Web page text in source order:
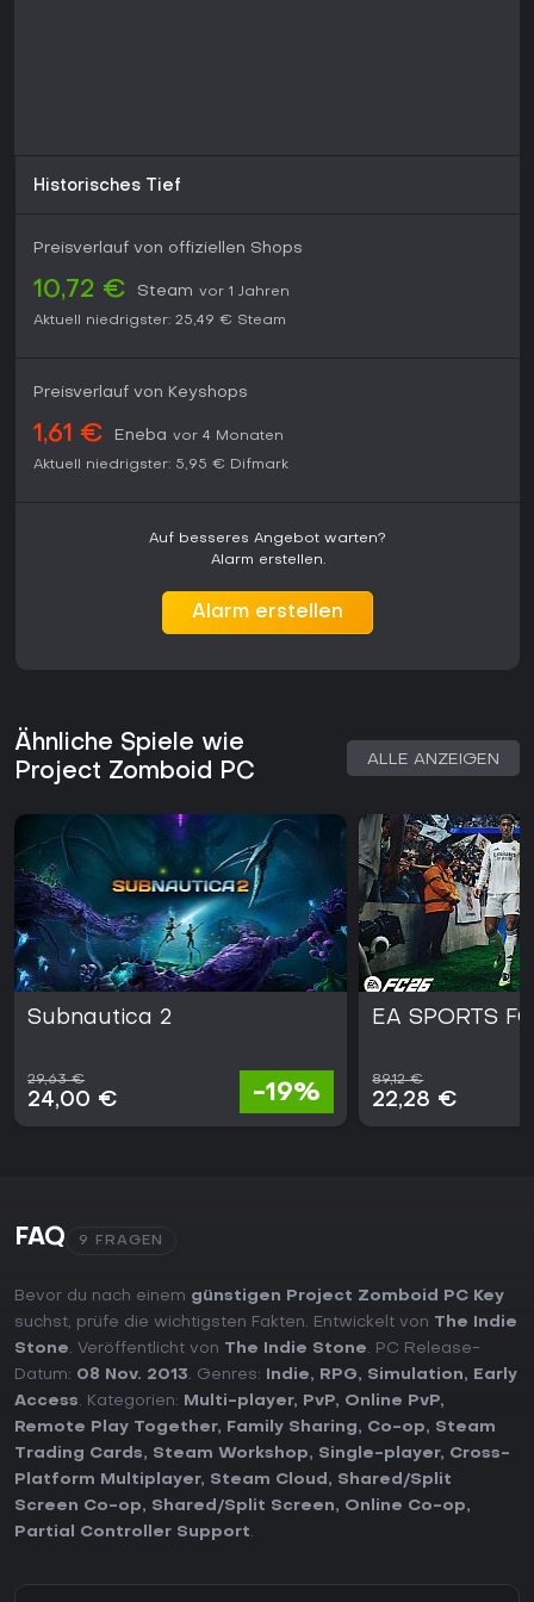
Historisches Tief
Preisverlauf von offiziellen Shops
10,72 € Steam vor 1 Jahren
Aktuell niedrigster: 25,49 € Steam
Preisverlauf von Keyshops
1,61 € Eneba vor 4 Monaten
Aktuell niedrigster: 5,95 € Difmark
Auf besseres Angebot warten?
Alarm erstellen.
Alarm erstellen
Ähnliche Spiele wie
Project Zomboid PC
ALLE ANZEIGEN
Subnautica 2
29,63 €
24,00 € -19%
EA SPORTS
89,12 €
22,28 €
FAQ 9 FRAGEN
Bevor du nach einem günstigen Project Zomboid PC Key
suchst, prüfe die wichtigsten Fakten. Entwickelt von The Indie
Stone. Veröffentlicht von The Indie Stone. PC Release-
Datum: 08 Nov. 2013. Genres: Indie, RPG, Simulation,
Early
Access. Kategorien: Multi-player, PvP, Online PvP,
Remote Play Together, Family Sharing, Co-op, Steam
Trading Cards, Steam Workshop, Single-player, Cross-
Platform Multiplayer, Steam Cloud , Shared/Split
Screen Co-op, Shared/Split Screen, Online Co-op,
Partial Controller Support.